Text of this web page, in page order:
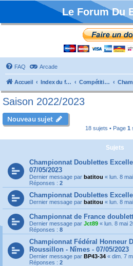
Le Forum Du
FAQ Arcade
Accueil Index du forum Compétitions
Saison 2022/2023
Nouveau sujet
18 sujets • Page 1
Sujets
Championnat Doublettes
07/05/2023
Dernier message par batitou « lun. 8
Réponses : 2
Championnat Doublettes
Dernier message par batitou « lun. 8
Championnat de France
Dernier message par Jct89 « lun. 8 mai
Réponses : 8
Championnat Fédéral Honneur
Roussillon - Nîmes - 07/05/2023
Dernier message par BP43-34 « dim. 7
Réponses : 2